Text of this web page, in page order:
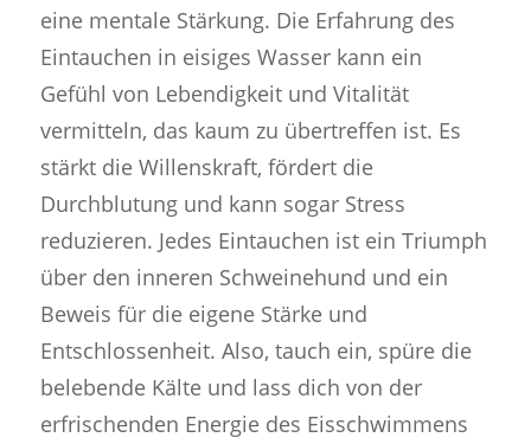
eine mentale Stärkung. Die Erfahrung des
Eintauchen in eisiges Wasser kann ein
Gefühl von Lebendigkeit und Vitalität
vermitteln, das kaum zu übertreffen ist. Es
stärkt die Willenskraft, fördert die
Durchblutung und kann sogar Stress
reduzieren. Jedes Eintauchen ist ein Triumph
über den inneren Schweinehund und ein
Beweis für die eigene Stärke und
Entschlossenheit. Also, tauch ein, spüre die
belebende Kälte und lass dich von der
erfrischenden Energie des Eisschwimmens